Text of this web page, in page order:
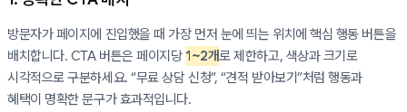
방문자가 페이지에 진입했을 때 가장 먼저 눈에 띄는 위치에 핵심 행동 버튼을
배치합니다. CTA 버튼은 페이지당 1~2개로 제한하고, 색상과 크기로
시각적으로 구분하세요. “무료 상담 신청”, “견적 받아보기”처럼 행동과
혜택이 명확한 문구가 효과적입니다.